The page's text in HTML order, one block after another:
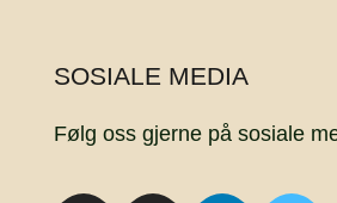
SOSIALE MEDIA
Følg oss gjerne på sosiale